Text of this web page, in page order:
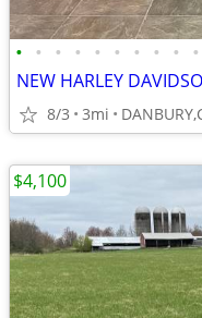
• • • • • • • • • •
NEW HARLEY
8/3 3mi
$4,100